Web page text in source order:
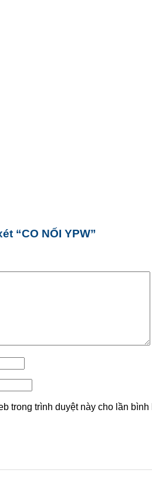
“CO NỐI YPW”
trong trình duyệt này cho lần